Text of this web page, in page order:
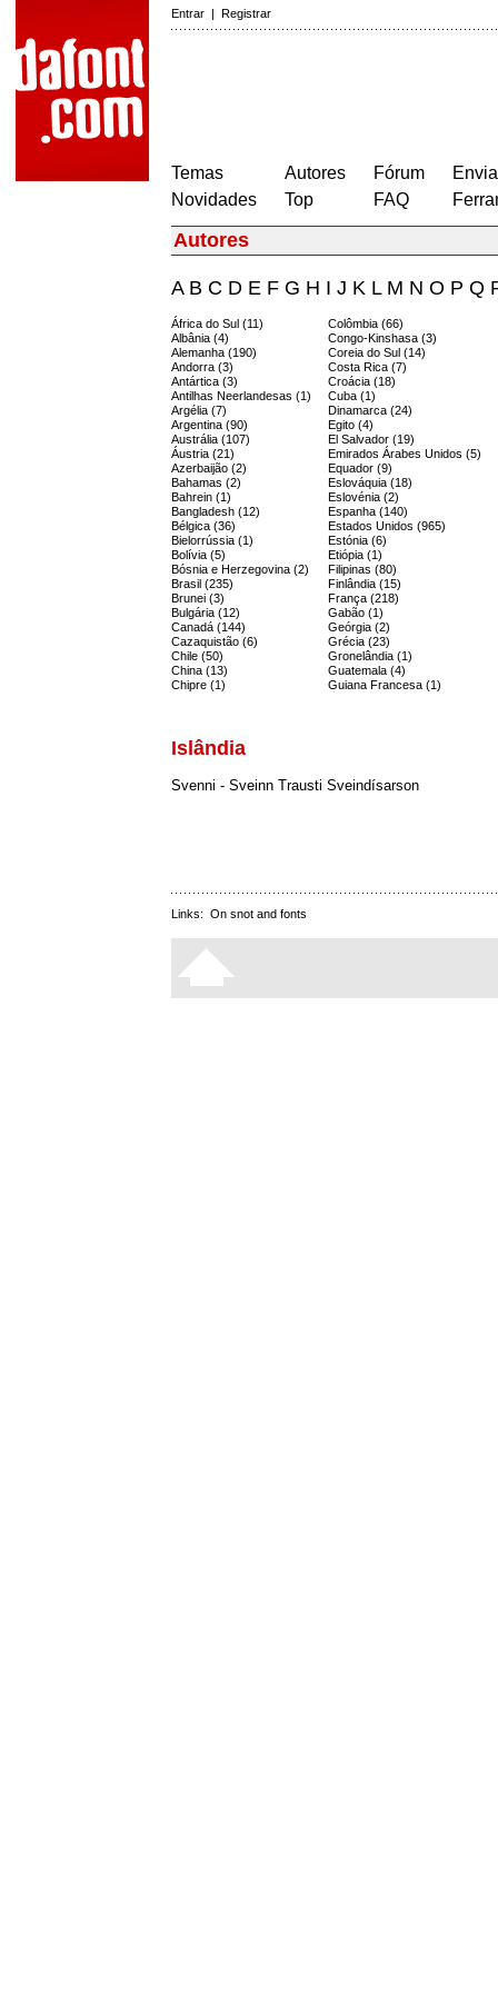
Entrar | Registrar
Temas
Novidades
Autores
Top
Fórum
FAQ
Autores
AB C D E F G H I J K LM N O P Q
África do Sul (11)
Albânia (4)
Alemanha (190)
Andorra (3)
Antártica (3)
Antilhas Neerlandesas (1)
Argélia (7)
Argentina (90)
Austrália (107)
Áustria (21)
Azerbaijão (2)
Bahamas (2)
Bahrein (1)
Bangladesh (12)
Bélgica (36)
Bielorrússia (1)
Bolívia (5)
Bósnia e Herzegovina (2)
Brasil (235)
Brunei (3)
Bulgária (12)
Canadá (144)
Cazaquistão (6)
Chile (50)
China (13)
Chipre (1)
Colômbia (66)
Congo-Kinshasa (3)
Coreia do Sul (14)
Costa Rica (7)
Croácia (18)
Cuba (1)
Dinamarca (24)
Egito (4)
El Salvador (19)
Emirados Árabes Unidos (5)
Equador (9)
Eslováquia (18)
Eslovénia (2)
Espanha (140)
Estados Unidos (965)
Estónia (6)
Etiópia (1)
Filipinas (80)
Finlândia (15)
França (218)
Gabão (1)
Geórgia (2)
Grécia (23)
Gronelândia (1)
Guatemala (4)
Guiana Francesa (1)
Islândia
Svenni - Sveinn Trausti Sveindísarson
Links: On snot and fonts